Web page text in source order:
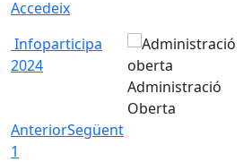
Accedeix
Infoparticipa
2024
Administració
Oberta
AnteriorSegüent
1